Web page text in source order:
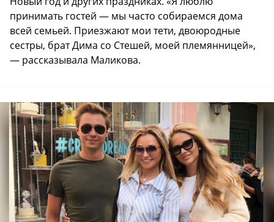
принимать гостей — мы часто собираемся дома
всей семьей. Приезжают мои тети, двоюродные
сестры, брат Дима со Стешей, моей племянницей»,
— рассказывала Маликова.